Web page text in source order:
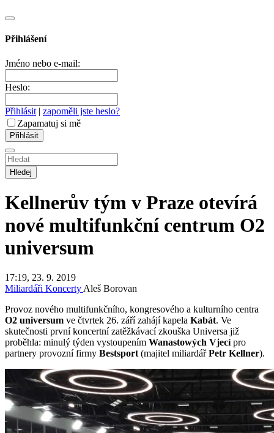
Přihlášení
Jméno nebo e-mail:
Heslo:
Přihlásit | zapoměli jste heslo?
Zapamatuj si mě
Hledej
Kellnerův tým v Praze otevírá
nové multifunkční centrum O2
universum
17:19, 23. 9. 2019
Miliardáři KoncertyAleš Borovan
Provoz nového multifunkčního, kongresového a kulturního centra
O2 universum ve čtvrtek 26. září zahájí kapela Kabát. Ve
skutečnosti první koncertní zatěžkávací zkouška Universa již
proběhla: minulý týden vystoupením Wanastowých Vjecípro
partnery provozní firmy Bestsport(majitel miliardářPetr Kellner).